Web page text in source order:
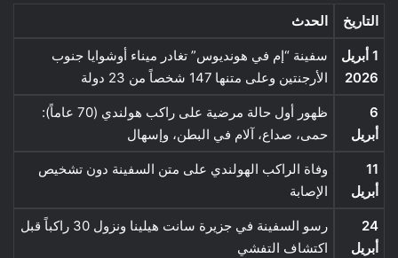
التاريخ الحدث
1 أبريل
2026
سفينة “إم في هونديوس” تغادر ميناء أوشوايا جنوب
الأرجنتين وعلى متنها 147 شخصاً من 23 دولة
6
أبريل
ظهور أول حالة مرضية على راكب هولندي (70 عاماً):
حمى، صداع، آلام في البطن، وإسهال
11
أبريل
وفاة الراكب الهولندي على متن السفينة دون تشخيص
الإصابة
24
أبريل
رسو السفينة في جزيرة سانت هيلينا ونزول 30 راكباً قبل
اكتشاف التفشي